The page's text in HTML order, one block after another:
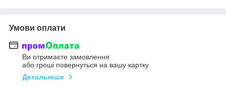
Умови оплати
Ви отримаєте замовлення
або гроші повернуться на вашу картку
Детальніше